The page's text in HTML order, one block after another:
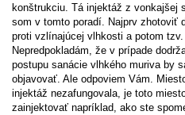
konštrukciu. Tá injektáž z vonkajšej
som v tomto poradí. Najprv zhotoviť
proti vzlínajúcej vlhkosti a potom
Nepredpokladám, že v prípade
postupu sanácie vlhkého muriva by
objavovať. Ale odpoviem Vám.
injektáž nezafungovala, je toto
zainjektovať napríklad, ako ste